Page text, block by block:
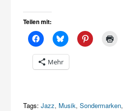
Teilen mit:
Mehr
Tags: Jazz, Musik,Sondermarken,